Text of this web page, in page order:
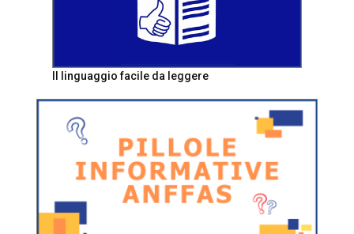
Il linguaggio facile da leggere